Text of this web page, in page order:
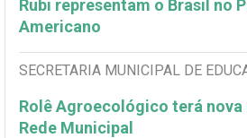
Rubi representam o Brasil no
Americano
SECRETARIA MUNICIPAL DE
Rolê Agroecológico terá nova
Rede Municipal